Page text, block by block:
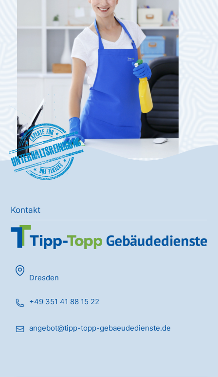
Unterhaltsreinigung
Kontakt
Dresden
+49 351 41 88 15 22
angebot@tipp-topp-gebaeudedienste.de